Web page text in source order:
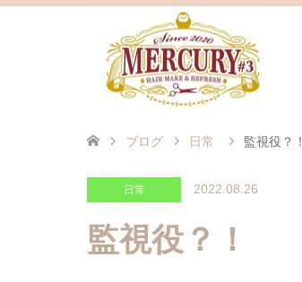
ブログ 日常 監視役？！
日常 2022.08.26
監視役？！